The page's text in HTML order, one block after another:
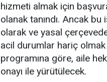
hizmeti almak için
olanak tanındı. Ancak
olarak ve yasal
acil durumlar hariç
programına göre, aile
onayı ile yürütülecek.